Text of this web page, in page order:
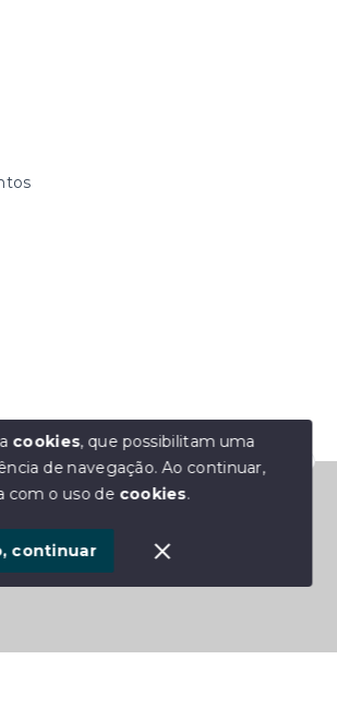
- M2 Imóveis - Todos os direitos
Estamos disponíveis para te ajudar.
cookies, que possibilitam uma
de navegação.Ao continuar,
com o uso de cookies.
continuar